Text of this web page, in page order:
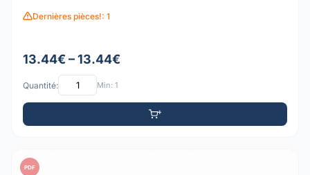
Dernières pièces!: 1
13.44€ – 13.44€
Quantité: Min: 1
PDF